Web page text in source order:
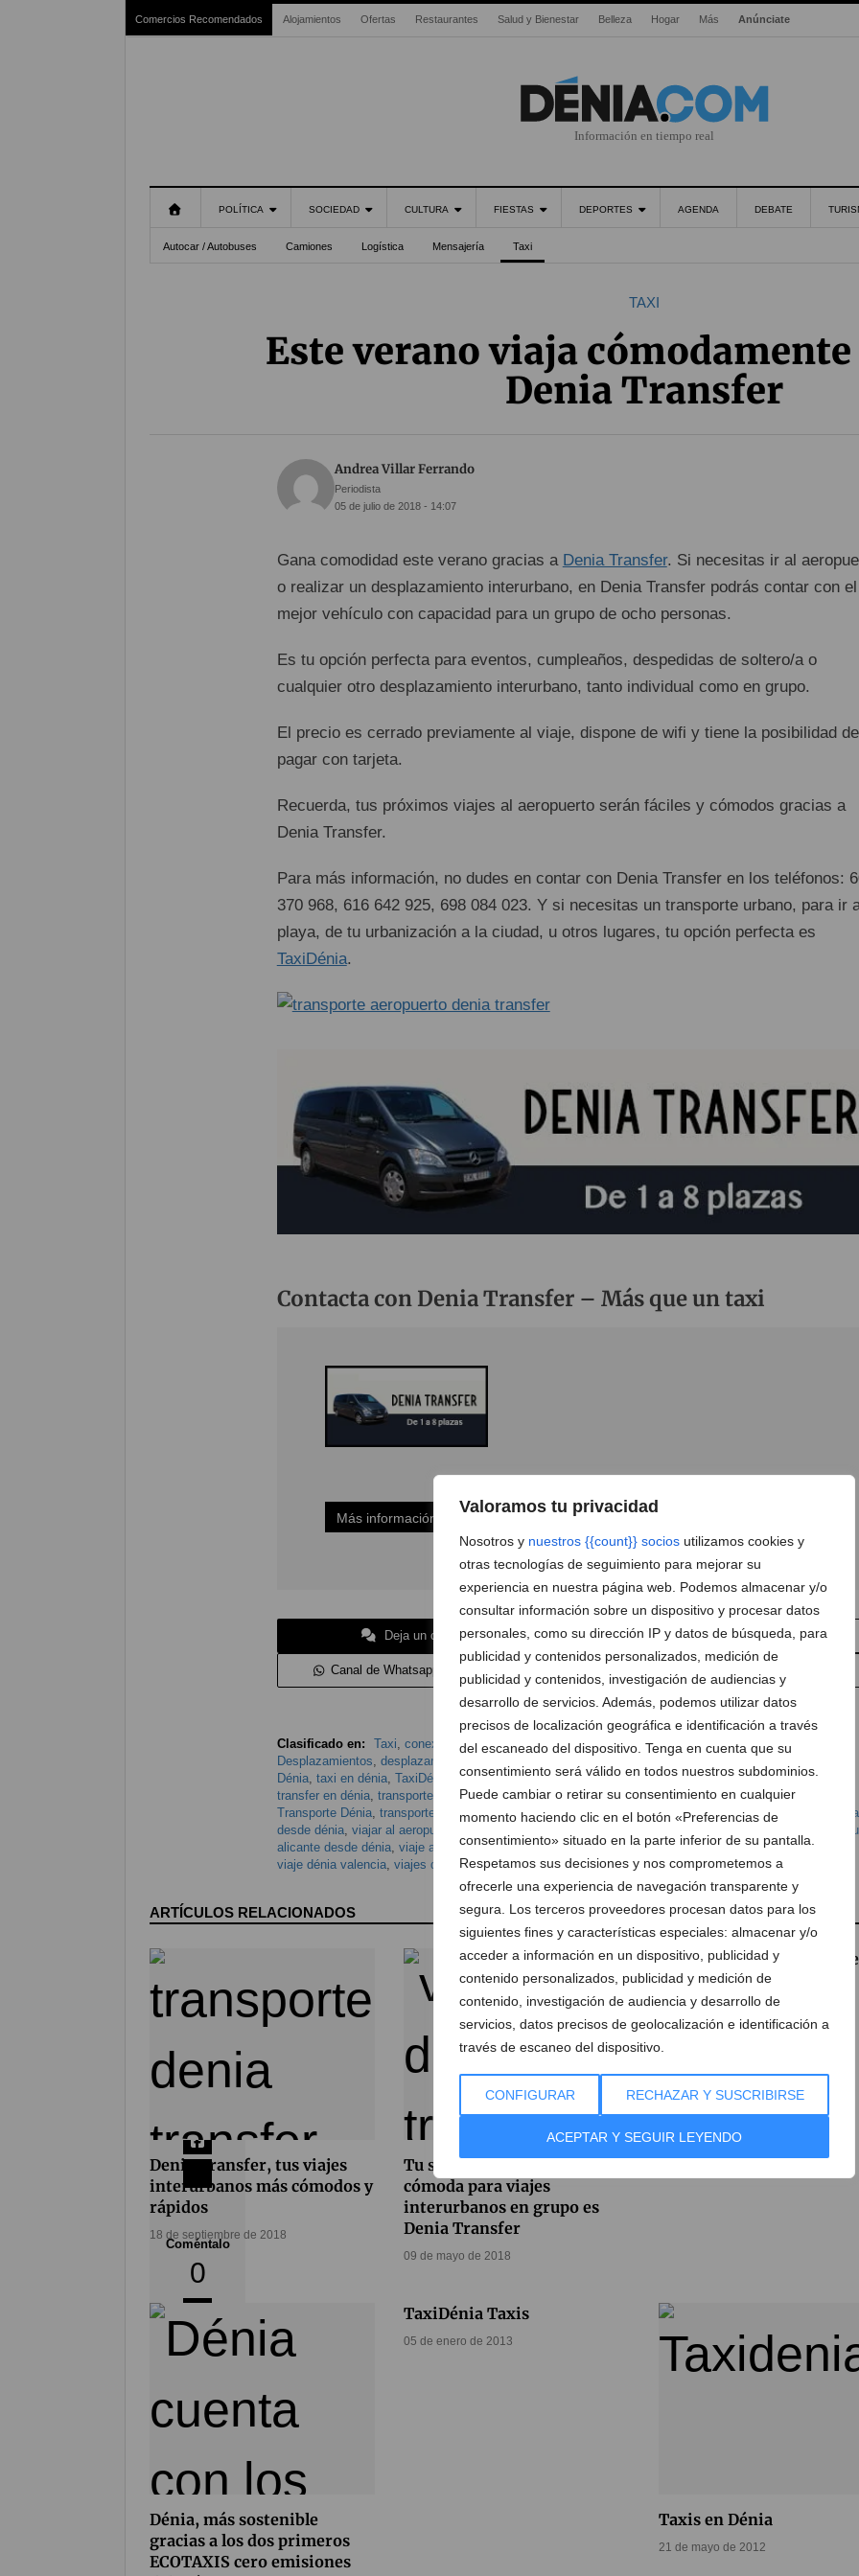
Valoramos tu privacidad
Nosotros y nuestros {{count}} socios utilizamos cookies y
otras tecnologías de seguimiento para mejorar su
experiencia en nuestra página web. Podemos almacenar y/o
consultar información sobre un dispositivo y procesar datos
personales, como su dirección IP y datos de búsqueda, para
publicidad y contenidos personalizados, medición de
publicidad y contenidos, investigación de audiencias y
desarrollo de servicios. Además, podemos utilizar datos
precisos de localización geográfica e identificación a través
del escaneado del dispositivo. Tenga en cuenta que su
consentimiento será válido en todos nuestros subdominios.
Puede cambiar o retirar su consentimiento en cualquier
momento haciendo clic en el botón «Preferencias de
consentimiento» situado en la parte inferior de su pantalla.
Respetamos sus decisiones y nos comprometemos a
ofrecerle una experiencia de navegación transparente y
segura. Los terceros proveedores procesan datos para los
siguientes fines y características especiales: almacenar y/o
acceder a información en un dispositivo, publicidad y
contenido personalizados, publicidad y medición de
contenido, investigación de audiencia y desarrollo de
servicios, datos precisos de geolocalización e identificación a
través de escaneo del dispositivo.
CONFIGURAR RECHAZAR Y SUSCRIBIRSE
ACEPTAR Y SEGUIR LEYENDO
Comercios Recomendados Alojamientos Ofertas Restaurantes Salud y Bienestar Belleza Hogar Más Anúnciate
Información en tiempo real
POLÍTICA SOCIEDAD CULTURA FIESTAS DEPORTES AGENDA DEBATE
Autocar / Autobuses Camiones Logística Mensajería Taxi
TAXI
Este verano viaja
Denia Transfer
153
Coméntalo
0
Andrea Villar Ferrando
Periodista
05 de julio de 2018 - 14:07
Gana comodidad este verano gracias a Denia Transfer. Si necesitas ir al
o realizar un desplazamiento interurbano, en Denia Transfer podrás contar con el
mejor vehículo con capacidad para un grupo de ocho personas.
Es tu opción perfecta para eventos, cumpleaños, despedidas de soltero/a o
cualquier otro desplazamiento interurbano, tanto individual como en grupo.
El precio es cerrado previamente al viaje, dispone de wifi y tiene la posibilidad de
pagar con tarjeta.
Recuerda, tus próximos viajes al aeropuerto serán fáciles y cómodos gracias a
Denia Transfer.
Para más información, no dudes en contar con Denia Transfer en los teléfonos:
370 968, 616 642 925, 698 084 023. Y si necesitas un transporte urbano, para ir
playa, de tu urbanización a la ciudad, u otros lugares, tu opción perfecta es
TaxiDénia.
Contacta con Denia Transfer – Más que un taxi
Más información
Deja un comentario Suscríbete a la newsletter
Canal de Whatsapp
Clasificado en: Taxi, conexiones Dénia,Dénia - aeropuerto,dénia en transfer,denia transfer
Desplazamientos, desplazamientos Dénia
Dénia, taxi en dénia, TaxiDénia taxis,Taxis Dénia,Taxis en Dénia,tranfer,tranfer dénia,transfer dénia
transfer en dénia, transporte aeropuerto,transporte aeropuerto dénia,transporte aeropuerto en dénia
Transporte Dénia, transporte en dénia,Vehiculos Dénia,viajar aeropuerto alicante,viajar aeropuerto
desde dénia, viajar al aeropuerto
viaje
alicante desde dénia, viaje aeropuerto dénia,viaje aeropuerto valencia desde dénia, viaje dénia alicante
viaje dénia valencia, viajes dénia
ARTÍCULOS RELACIONADOS
Denia Transfer, tus viajes
interurbanos más cómodos y
rápidos
18 de septiembre de 2018
Tu solución más rápida y
cómoda para viajes
interurbanos en grupo es
Denia Transfer
09 de mayo de 2018
Denia Transfer – Más
taxi
04 de mayo de 2018
Dénia, más sostenible
gracias a los dos primeros
ECOTAXIS cero emisiones
TaxiDénia Taxis
05 de enero de 2013
Taxis en Dénia
21 de mayo de 2012